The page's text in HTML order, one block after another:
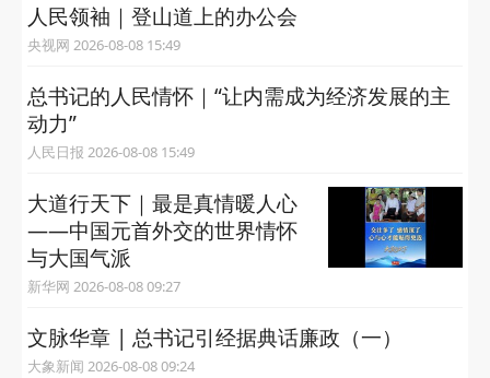
人民领袖｜登山道上的办公会
央视网 2026-08-08 15:49
总书记的人民情怀｜“让内需成为经济发展的主
动力”
人民日报 2026-08-08 15:49
大道行天下｜最是真情暖人心
——中国元首外交的世界情怀
与大国气派
新华网 2026-08-08 09:27
文脉华章 | 总书记引经据典话廉政（一）
大象新闻 2026-08-08 09:24